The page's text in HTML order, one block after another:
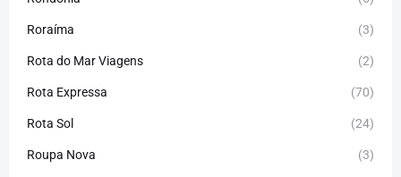
Roraíma (3)
Rota do Mar Viagens (2)
Rota Expressa (70)
Rota Sol (24)
Roupa Nova (3)